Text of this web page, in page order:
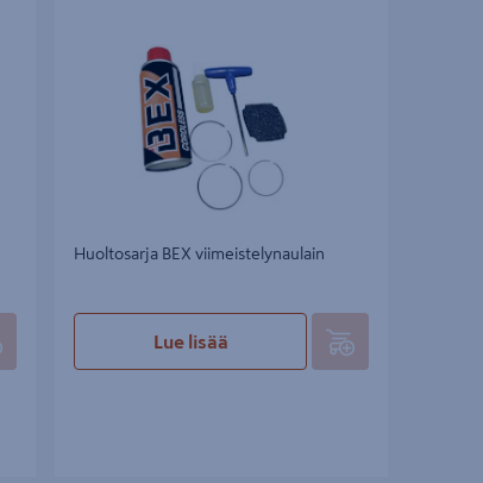
Huoltosarja BEX viimeistelynaulain
Lue lisää